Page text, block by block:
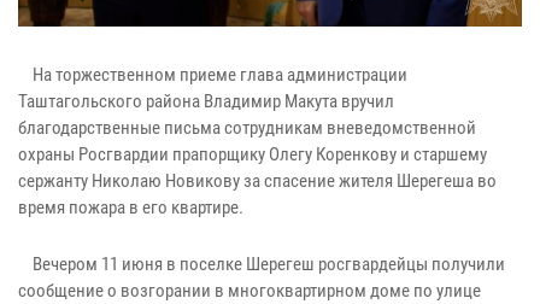
На торжественном приеме глава администрации
Таштагольского района Владимир Макута вручил
благодарственные письма сотрудникам вневедомственной
охраны Росгвардии прапорщику Олегу Коренкову и старшему
сержанту Николаю Новикову за спасение жителя Шерегеша во
время пожара в его квартире.
Вечером 11 июня в поселке Шерегеш росгвардейцы получили
сообщение о возгорании в многоквартирном доме по улице